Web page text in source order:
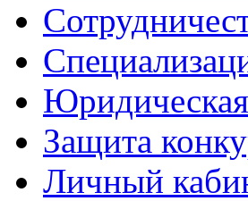
Защита
Личный